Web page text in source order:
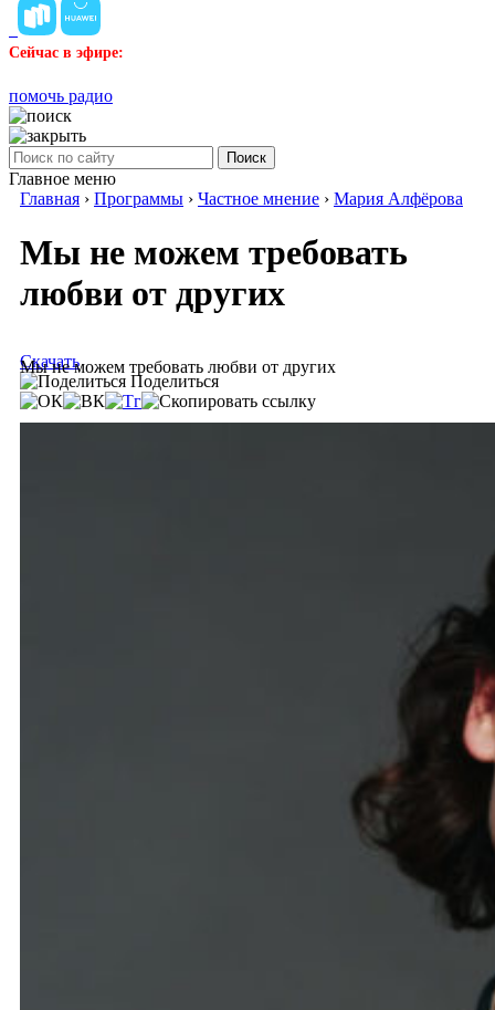
Сейчас в эфире:
помочь радио
Поиск
Главное меню
Главная › Программы › Частное мнение › Мария Алфёрова
Мы не можем требовать
любви от других
Мы не можем требовать любви от других
Скачать
Поделиться